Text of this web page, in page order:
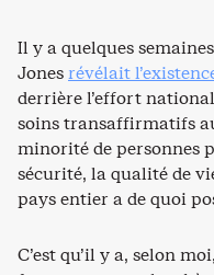
Il y a quelques
Jonesrévélait
derrière l’effort
soins transaffirmatifs
minorité de personnes
sécurité, la qualité de
pays entier a de quoi
C’est qu’il y a, selon